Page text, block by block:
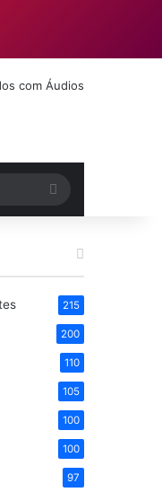
Procurar
por
215
200
110
105
100
100
97